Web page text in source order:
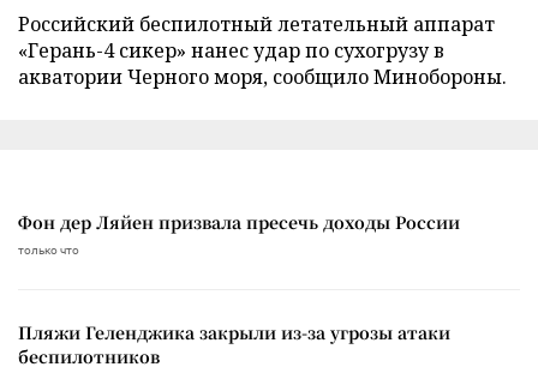
Российский беспилотный летательный аппарат
«Герань-4 сикер» нанес удар по сухогрузу в
акватории Черного моря, сообщило Минобороны.
Фон дер Ляйен призвала пресечь доходы России
только что
Пляжи Геленджика закрыли из-за угрозы атаки
беспилотников